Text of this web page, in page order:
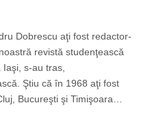
Dobrescu aţi fost redactor-
revistă studenţească
Iaşi, s-au tras,
Ştiu că în 1968 aţi fost
Bucureşti şi Timişoara…